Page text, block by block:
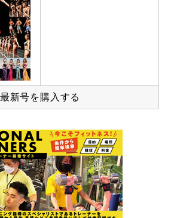
最新号を購入する